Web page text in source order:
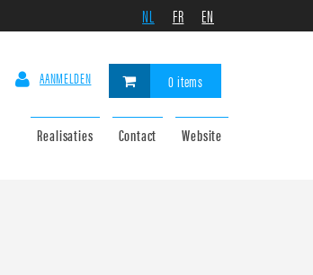
NL FR EN
0 items
AANMELDEN
Realisaties Contact Website